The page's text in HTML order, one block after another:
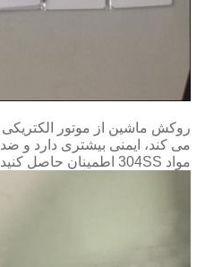
روکش ماشین از موتور الکتریکی
می کند، ایمنی بیشتری دارد
مواد 304SS اطمینان حاصل کنید که دستگاه عمر طولانی دارد